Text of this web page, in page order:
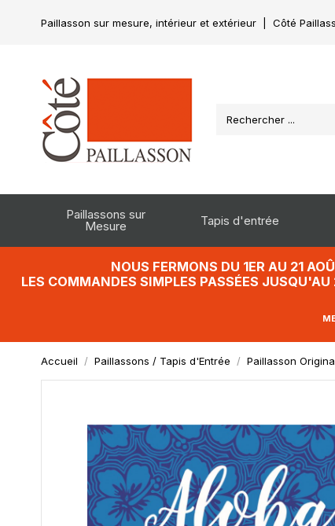
Paillasson sur mesure, intérieur et extérieur Côté
Paillassons sur
Mesure Tapis d'entrée
NOUS FERMONS DU 1ER AU 21
LES COMMANDES SIMPLES PASSÉES
Accueil Paillassons / Tapis d'Entrée Paillasson